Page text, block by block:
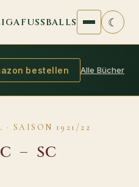
☾
bestellen Alle Bücher
· SAISON 1921/22
– SC